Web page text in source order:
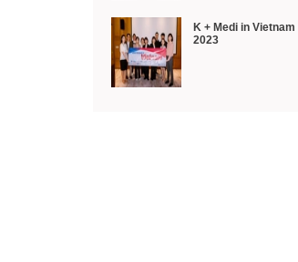
K + Medi in Vietnam
2023